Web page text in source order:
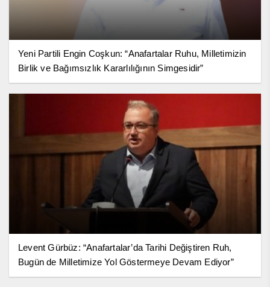
Yeni Partili Engin Coşkun: “Anafartalar Ruhu, Milletimizin
Birlik ve Bağımsızlık Kararlılığının Simgesidir”
Levent Gürbüz: “Anafartalar’da Tarihi Değiştiren Ruh,
Bugün de Milletimize Yol Göstermeye Devam Ediyor”